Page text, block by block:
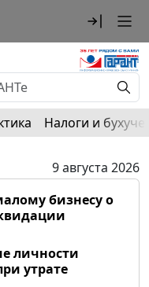
Налоги и
9 августа 2026
бизнесу о
личности
утрате